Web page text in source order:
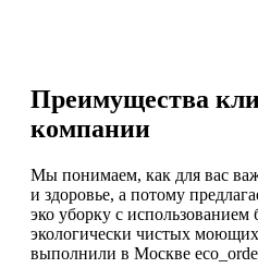
Преимущества
компании
Мы понимаем, как для вас
и здоровье, а потому
эко уборку с использованием
экологически чистых
выполнили в Москве